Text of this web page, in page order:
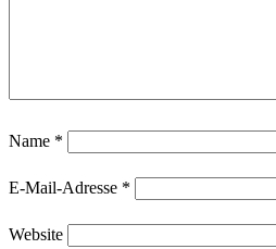
Name *
E-Mail-Adresse *
Website